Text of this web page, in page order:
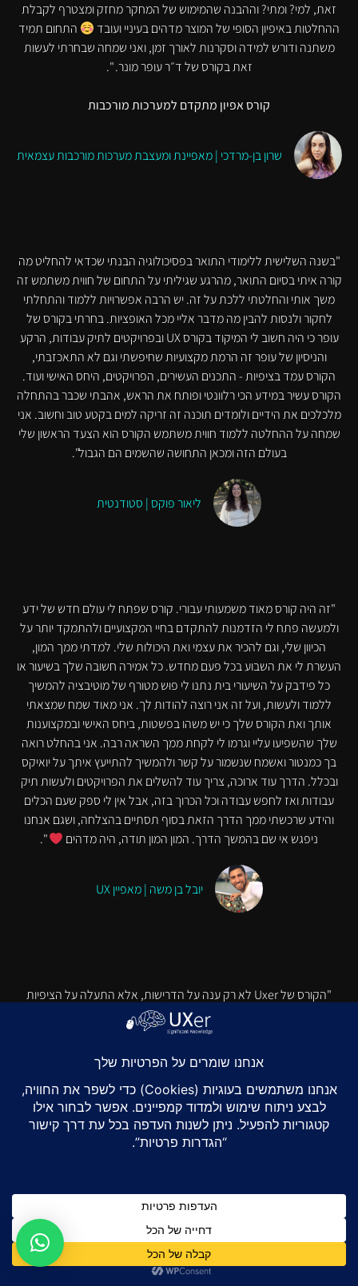
זאת, למי? ומתי? וההבנה שהמימוש של המחקר מחזק ומצטרף לקבלת
ההחלטות באיפיון הסופי של המוצר מדהים בעיניי ועובד
התחום תמיד
משתנה ודורש למידה וסקרנות לאורך זמן, ואני שמחה שבחרתי לעשות
זאת בקורס של ד״ר עופר מונר. ".
קורס אפיון מתקדם למערכות מורכבות
שרון בן-מרדכי | מאפיינת ומעצבת מערכות מורכבות עצמאית
"בשנה השלישית ללימודי התואר בפסיכולוגיה הבנתי שכדאי להחליט מה
קורה איתי בסיום התואר, מהרגע שגיליתי על התחום של חווית משתמש זה
משך אותי והחלטתי ללכת על זה. יש הרבה אפשרויות ללמוד והתחלתי
לחקור ולנסות להבין מה מדבר אליי מכל האופציות. בחרתי בקורס של
עופר כי היה חשוב לי המיקוד בקורס UX ובפרויקטים לתיק עבודות, הרקע
והניסיון של עופר זה הרמת מקצועיות שחיפשתי וגם לא התאכזבתי,
הקורס עמד בציפיות - התכנים העשירים, הפרויקטים, היחס האישי ועוד.
הקורס עשיר במידע הכי רלוונטי ופותח את הראש, אהבתי שכבר בהתחלה
מלכלכים את הידיים ולומדים תוכנה זה זריקה למים בקטע טוב וחשוב. אני
שמחה על ההחלטה ללמוד חווית משתמש הקורס הוא הצעד הראשון שלי
בעולם הזה ומכאן התחושה שהשמים הם הגבול".
ליאור פוקס | סטודנטית
"זה היה קורס מאוד משמעותי עבורי. קורס שפתח לי עולם חדש של ידע
ולמעשה פתח לי הזדמנות להתקדם בחיי המקצועיים ולהתמקד יותר על
הכיוון שלי, וגם להכיר את עצמי ואת היכולות שלי. למדתי ממך המון,
העשרת לי את השבוע בכל פעם מחדש. כל אמירה חשובה שלך בשיעור או
כל פידבק על השיעורי בית נתנו לי פוּש מטורף של מוטיבציה להמשיך
ללמוד ולעשות, ועל זה אני רוצה להודות לך. אני מאוד שמח שמצאתי
אותך ואת הקורס שלך כי יש משהו בפשטות, ביחס האישי ובמקצוענות
שלך שהשפיעו עליי וגרמו לי לקחת ממך השראה רבה. אני בהחלט רואה
בך כמנטור ואשמח שנשמור על קשר ולהמשיך להתייעץ איתך על יואיקס
ובכלל. הדרך עוד ארוכה, צריך עוד להשלים את הפרויקטים ולעשות תיק
עבודות ואז לחפש עבודה וכל הכרוך בזה, אבל אין לי ספק שעם הכלים
והידע שרכשתי ממך הדרך הזאת בסוף תסתיים בהצלחה, ושגם אנחנו
ניפגש אי שם בהמשך הדרך. המון המון תודה, היה מדהים
".
יובל בן משה | מאפיין UX
"הקורס של Uxer לא רק ענה על הדרישות, אלא התעלה על הציפיות
שלי. עופר הביא את הנושאים בקורס לחיים בשילוב ייחודי של מומחיות,
פרקטיות, והומור. ההרצאות המרתקות, הדיונים מעוררי המחשבה
והפרויקטים המעשיים הפכו את הלמידה למהנה ומשמעותית. המסירות
של עופר להצלחה האישית של כולנו והנכונות שלו לספק ליווי אמיתי יצרו
לאורך הקורס סביבת למידה תומכת. אני אסירת תודה על הידע
והמיומנויות שצברתי בתקופה הזאת, ואמליץ בחום על לכל מי שמחפש
עתיד בתחום".